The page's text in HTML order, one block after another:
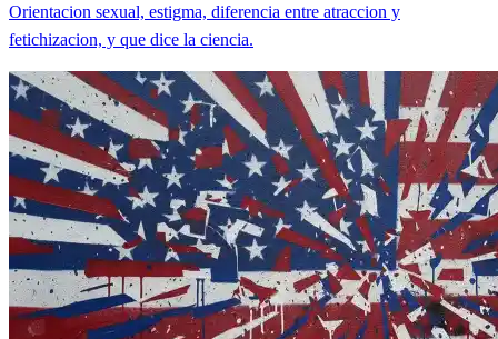
Orientacion sexual, estigma, diferencia entre atraccion y
fetichizacion, y que dice la ciencia.